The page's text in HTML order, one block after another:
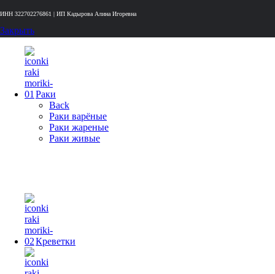
ИНН 322702276861 | ИП Кадырова Алина Игоревна
Закрыть
Раки
Back
Раки варёные
Раки жареные
Раки живые
Креветки